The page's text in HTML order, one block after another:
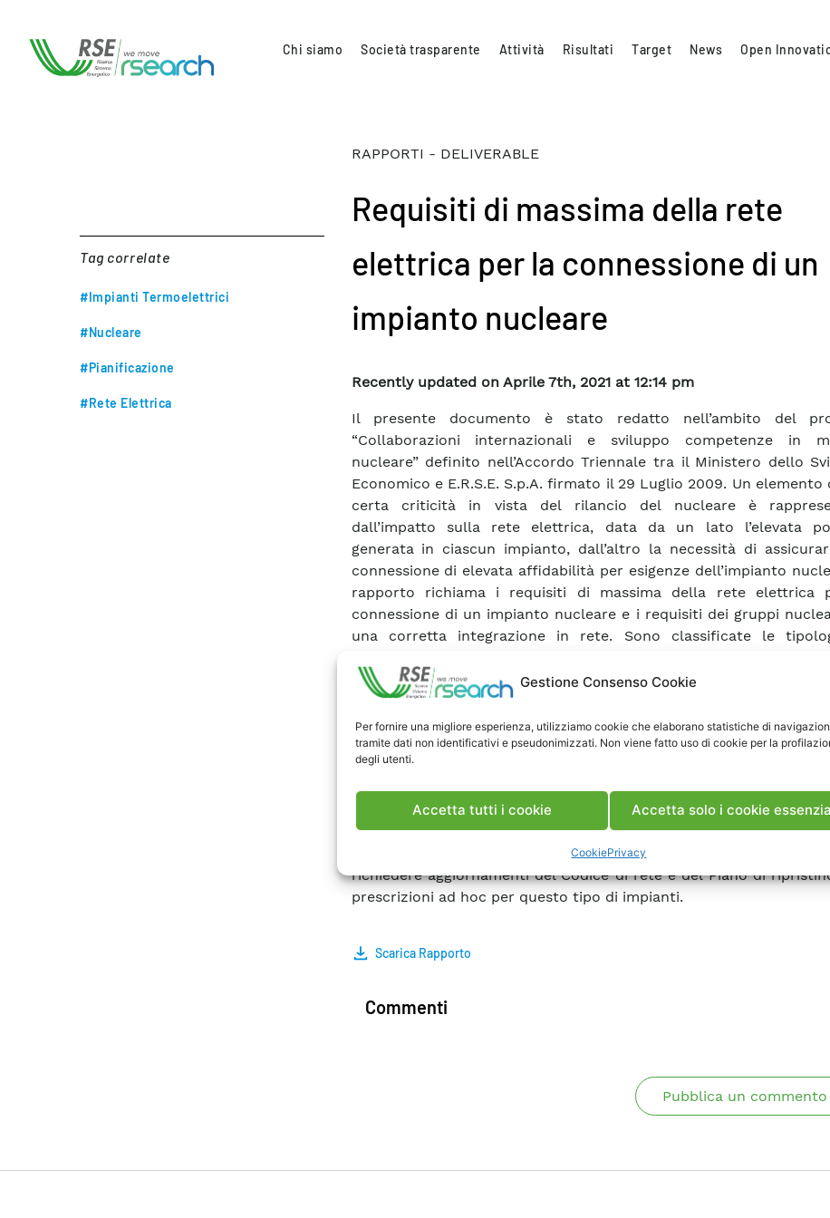
Gestione Consenso Cookie
Per fornire una migliore esperienza, utilizziamo cookie che elaborano statistiche di
tramite dati non identificativi e pseudonimizzati. Non viene fatto uso di cookie per la
degli utenti.
Accetta tutti i cookie Accetta solo i cookie
CookiePrivacy
Chi siamo Società trasparente Attività Risultati Target News Open
Tag correlate
#Impianti Termoelettrici
#Nucleare
#Pianificazione
#Rete Elettrica
RAPPORTI - DELIVERABLE
Requisiti di massima della rete
elettrica per la connessione di un
impianto nucleare
Recently updated on Aprile 7th, 2021 at 12:14 pm
Il presente documento è stato redatto nell’ambito del
“Collaborazioni internazionali e sviluppo competenze in
nucleare” definito nell’Accordo Triennale tra il Ministero dello
Economico e E.R.S.E. S.p.A. firmato il 29 Luglio 2009. Un elemento
certa criticità in vista del rilancio del nucleare è
dall’impatto sulla rete elettrica, data da un lato l’elevata
generata in ciascun impianto, dall’altro la necessità di
connessione di elevata affidabilità per esigenze dell’impianto
rapporto richiama i requisiti di massima della rete elettrica
connessione di un impianto nucleare e i requisiti dei gruppi
una corretta integrazione in rete. Sono classificate le
riferimenti a documenti internazionali, in particolare i requisiti
(European Utility Requirements for LWR Nuclear Power
generale, i requisiti posti dall’interazione centrale-rete possono
soddisfatti attraverso interventi di sviluppo del sistema,
connessione della centrale alla rete e l’introduzione di speciali
di difesa. I risultati dell’analisi, e specialmente il confronto fra i
posti dal Codice di rete di Terna – validi per gli impianti
i documenti specifici per gli impianti nucleari come i requisiti
mostrano che l’introduzione di impianti nucleari in Italia
richiedere aggiornamenti del Codice di rete e del Piano di
prescrizioni ad hoc per questo tipo di impianti.
Scarica Rapporto
Commenti
Pubblica un commento